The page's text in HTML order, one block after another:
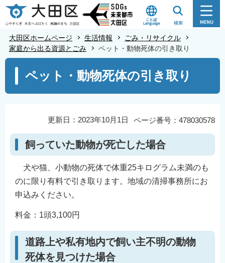
こ
の
ジ
大田区ホームページ 生活情報
ごみ・リサイクル
家庭から出る資源とごみ
ペット・動物死体の引き取り
こ
ら
ペット・動物死体の引き取り
ページ番号：478030578
更新日：2023年10月1日
飼っていた動物が死亡した場合
犬や猫、小動物の死体で体重25キログラム未満のも
のに限り有料で引き取ります。地域の清掃事務所にお
申込みください。
料金：1頭3,100円
道路上や私有地内で飼い主不明の動物
死体を見つけた場合